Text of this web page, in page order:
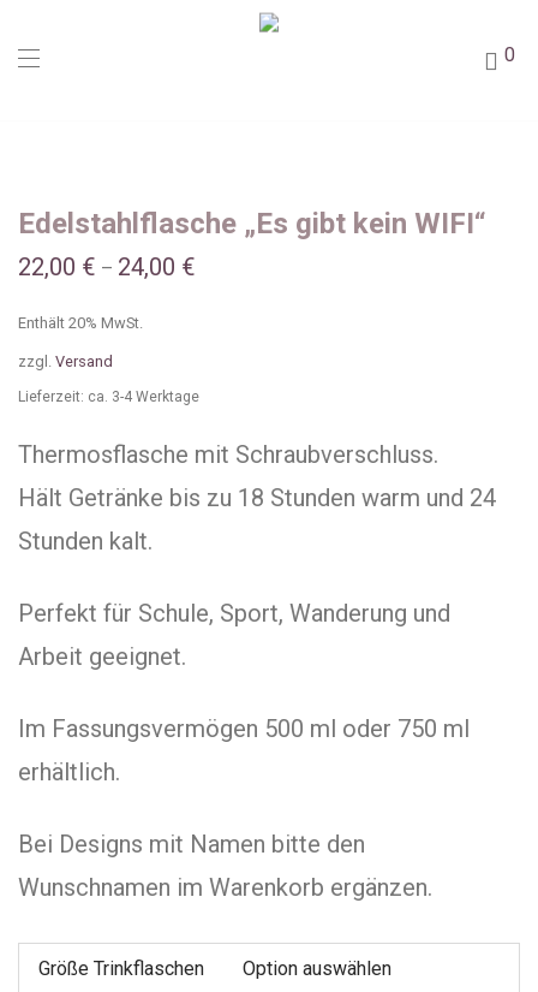
0
Edelstahlflasche „Es gibt kein WIFI“
22,00 € – 24,00 €
Enthält 20% MwSt.
zzgl. Versand
Lieferzeit: ca. 3-4 Werktage
Thermosflasche mit Schraubverschluss.
Hält Getränke bis zu 18 Stunden warm und 24
Stunden kalt.
Perfekt für Schule, Sport, Wanderung und
Arbeit geeignet.
Im Fassungsvermögen 500 ml oder 750 ml
erhältlich.
Bei Designs mit Namen bitte den
Wunschnamen im Warenkorb ergänzen.
Größe Trinkflaschen